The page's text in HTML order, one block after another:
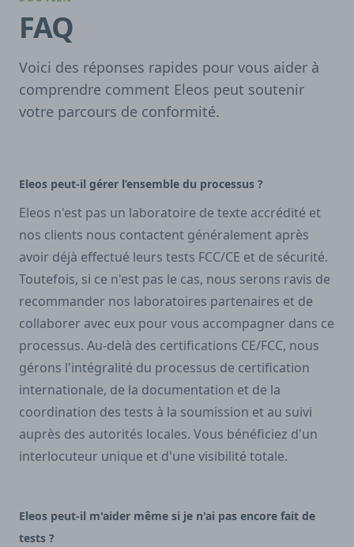
FAQ
Voici des réponses rapides pour vous aider à
comprendre comment Eleos peut soutenir
votre parcours de conformité.
Eleos peut-il gérer l’ensemble du processus ?
Eleos n'est pas un laboratoire de texte accrédité et
nos clients nous contactent généralement après
avoir déjà effectué leurs tests FCC/CE et de sécurité.
Toutefois, si ce n'est pas le cas, nous serons ravis de
recommander nos laboratoires partenaires et de
collaborer avec eux pour vous accompagner dans ce
processus. Au-delà des certifications CE/FCC, nous
gérons l'intégralité du processus de certification
internationale, de la documentation et de la
coordination des tests à la soumission et au suivi
auprès des autorités locales. Vous bénéficiez d'un
interlocuteur unique et d'une visibilité totale.
Eleos peut-il m'aider même si je n'ai pas encore fait de
tests ?